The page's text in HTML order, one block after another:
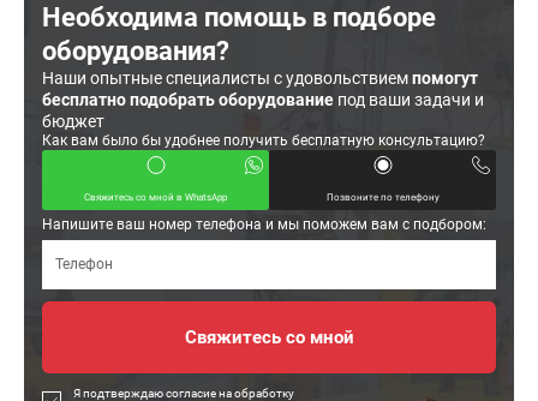
Необходима помощь в подборе
оборудования?
Наши опытные специалисты с удовольствиемпомогут
бесплатно подобрать оборудование под ваши задачи и
бюджет
Как вам было бы удобнее получить бесплатную консультацию?
Свяжитесь со мной в WhatsApp Позвоните по телефону
Напишите ваш номер телефона и мы поможем вам с подбором:
Я подтверждаю согласие на обработку